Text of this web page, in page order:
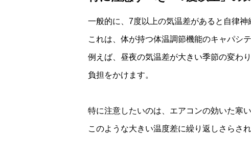
一般的に、7度以上の気温差があると自律神
これは、体が持つ体温調節機能のキャパシ
例えば、昼夜の気温差が大きい季節の変わ
負担をかけます。
特に注意したいのは、エアコンの効いた寒
このような大きい温度差に繰り返しさらさ